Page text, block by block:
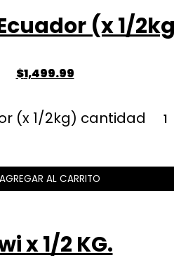
(x 1/
$1,499.99
(x 1/2kg) cantidad
AGREGAR AL CARRITO
x 1/2 KG.